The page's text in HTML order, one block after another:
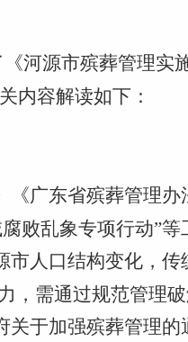
河源市殡葬管理实
内容解读如下：
《广东省殡葬管理
败乱象专项行动”等
市人口结构变化，
，需通过规范管理破
于加强殡葬管理